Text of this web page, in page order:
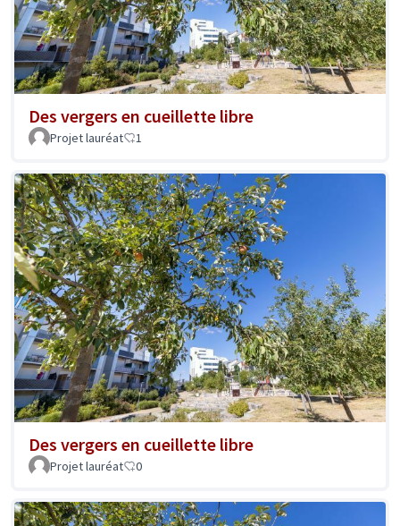
Des vergers en cueillette libre
Projet lauréat 1
Des vergers en cueillette libre
Projet lauréat 0